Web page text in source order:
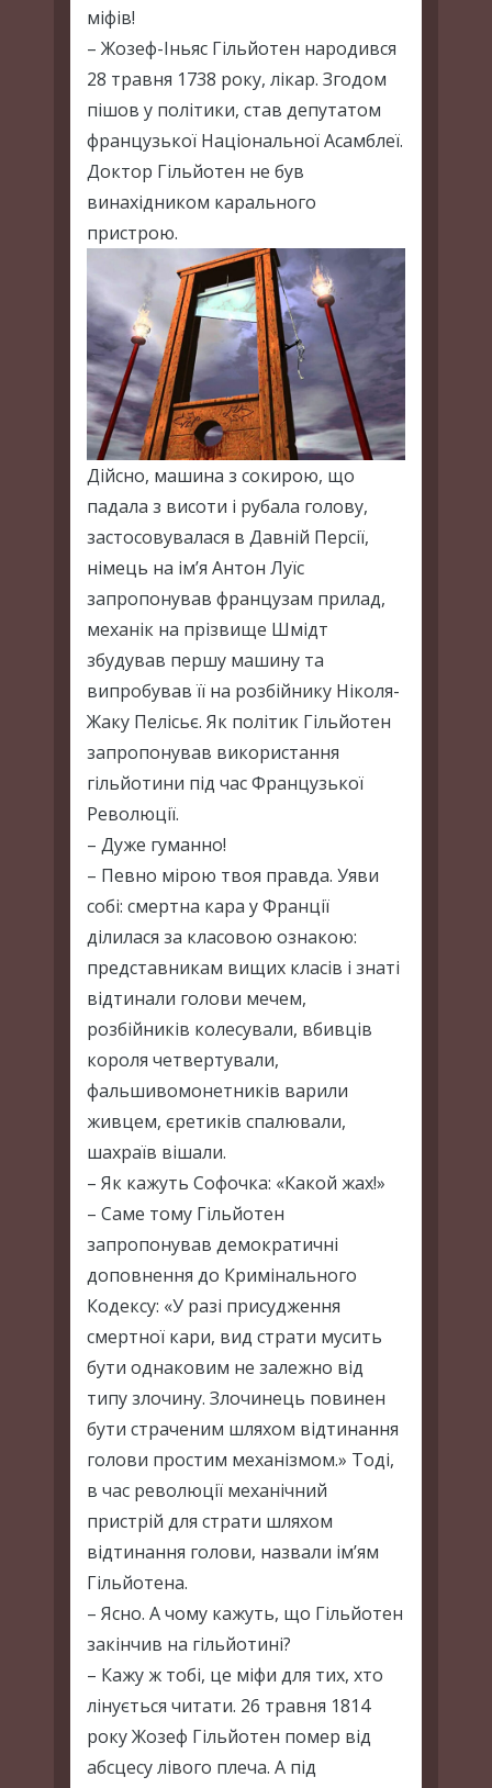
міфів!
– Жозеф-Іньяс Гільйотен народився
28 травня 1738 року, лікар. Згодом
пішов у політики, став депутатом
французької Національної Асамблеї.
Доктор Гільйотен не був
винахідником карального
пристрою.
Дійсно, машина з сокирою, що
падала з висоти і рубала голову,
застосовувалася в Давній Персії,
німець на ім’я Антон Луїс
запропонував французам прилад,
механік на прізвище Шмідт
збудував першу машину та
випробував її на розбійнику Ніколя-
Жаку Пелісьє. Як політик Гільйотен
запропонував використання
гільйотини під час Французької
Революції.
– Дуже гуманно!
– Певно мірою твоя правда. Уяви
собі: смертна кара у Франції
ділилася за класовою ознакою:
представникам вищих класів і знаті
відтинали голови мечем,
розбійників колесували, вбивців
короля четвертували,
фальшивомонетників варили
живцем, єретиків спалювали,
шахраїв вішали.
– Як кажуть Софочка: «Какой жах!»
– Саме тому Гільйотен
запропонував демократичні
доповнення до Кримінального
Кодексу: «У разі присудження
смертної кари, вид страти мусить
бути однаковим не залежно від
типу злочину. Злочинець повинен
бути страченим шляхом відтинання
голови простим механізмом.» Тоді,
в час революції механічний
пристрій для страти шляхом
відтинання голови, назвали ім’ям
Гільйотена.
– Ясно. А чому кажуть, що Гільйотен
закінчив на гільйотині?
– Кажу ж тобі, це міфи для тих, хто
лінується читати. 26 травня 1814
року Жозеф Гільйотен помер від
абсцесу лівого плеча. А під